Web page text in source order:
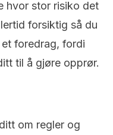
hvor stor risiko det
forsiktig så du
foredrag, fordi
til å gjøre opprør.
om regler og